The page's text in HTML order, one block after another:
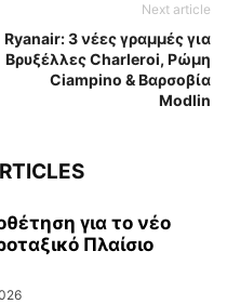
Next article
Ryanair: 3 νέες γραμμές για
Βρυξέλλες Charleroi, Ρώμη
Ciampino & Βαρσοβία
Modlin
για το νέο
Πλαίσιο